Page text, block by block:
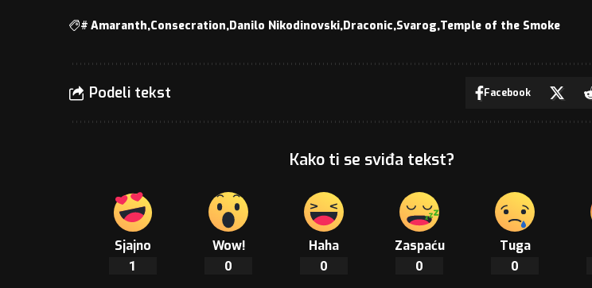
# Amaranth Consecration Danilo Nikodinovski Draconic Svarog Temple of the Smoke
Podeli tekst Facebook
Kako ti se sviđa tekst?
Sjajno
1
Wow!
0
Haha
0
Zaspaću
0
Tuga
0